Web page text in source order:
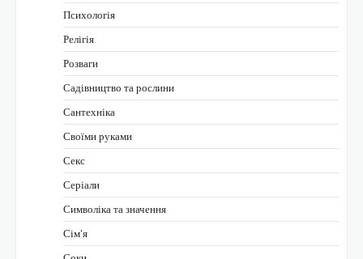
Психологія
Релігія
Розваги
Садівництво та рослини
Сантехніка
Своїми руками
Секс
Серіали
Символіка та значення
Сім’я